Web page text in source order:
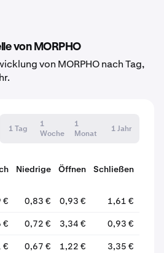
von MORPHO
von MORPHO nach Tag,
1 Tag
1
Woche
1
Monat
1 Jahr
Niedrige Öffnen
Schließen
€ 0,83 € 0,93 € 1,61 €
€ 0,72 € 3,34 € 0,93 €
€ 0,67 € 1,22 € 3,35 €